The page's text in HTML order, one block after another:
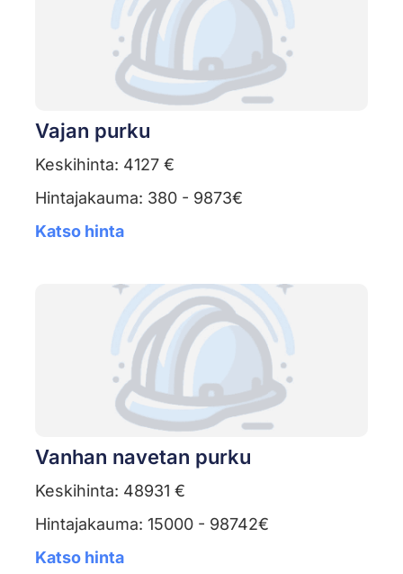
Vajan purku
Keskihinta: 4127 €
Hintajakauma: 380 - 9873€
Katso hinta
Vanhan navetan purku
Keskihinta: 48931 €
Hintajakauma: 15000 - 98742€
Katso hinta